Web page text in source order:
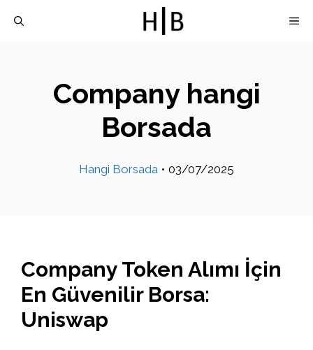
Company hangi
Borsada
Hangi Borsada • 03/07/2025
Company Token Alımı İçin
En Güvenilir Borsa:
Uniswap